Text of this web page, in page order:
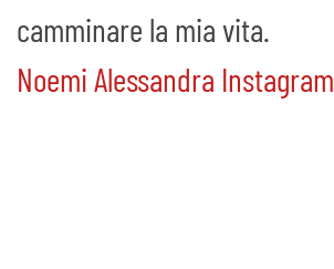
camminare la mia vita.
Noemi Alessandra Instagram